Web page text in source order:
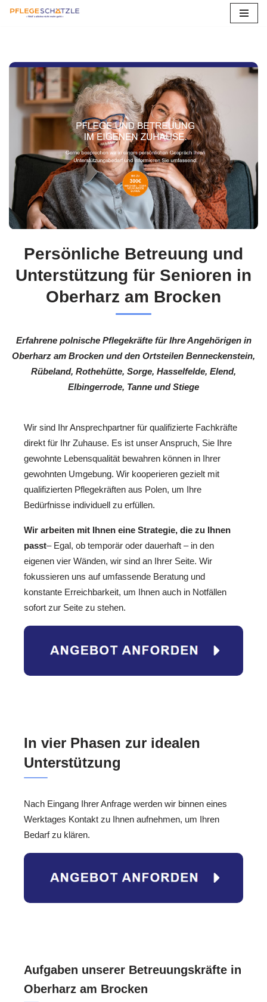
springen
Persönliche Betreuung und
Unterstützung für Senioren in
Oberharz am Brocken
Erfahrene polnische Pflegekräfte für Ihre Angehörigen in
Oberharz am Brocken und den Ortsteilen Benneckenstein,
Rübeland, Rothehütte, Sorge, Hasselfelde, Elend,
Elbingerrode, Tanne und Stiege
Wir sind Ihr Ansprechpartner für qualifizierte Fachkräfte
direkt für Ihr Zuhause. Es ist unser Anspruch, Sie Ihre
gewohnte Lebensqualität bewahren können in Ihrer
gewohnten Umgebung. Wir kooperieren gezielt mit
qualifizierten Pflegekräften aus Polen, um Ihre
Bedürfnisse individuell zu erfüllen.
Wir arbeiten mit Ihnen eine Strategie, die zu Ihnen
passt– Egal, ob temporär oder dauerhaft – in den
eigenen vier Wänden, wir sind an Ihrer Seite. Wir
fokussieren uns auf umfassende Beratung und
konstante Erreichbarkeit, um Ihnen auch in Notfällen
sofort zur Seite zu stehen.
In vier Phasen zur idealen
Unterstützung
Nach Eingang Ihrer Anfrage werden wir binnen eines
Werktages Kontakt zu Ihnen aufnehmen, um Ihren
Bedarf zu klären.
Aufgaben unserer Betreuungskräfte in
Oberharz am Brocken